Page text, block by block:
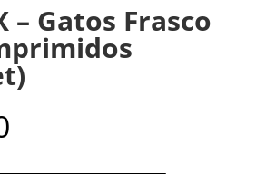
– Gatos Frasco